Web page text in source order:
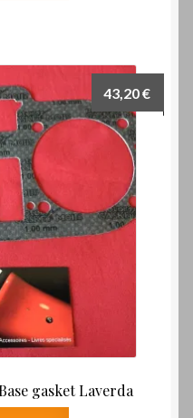
gasket Laverda
43,20€